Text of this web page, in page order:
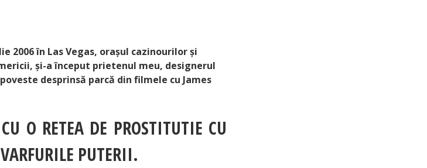
2006 în Las Vegas, orașul cazinourilor și
și-a început prietenul meu, designerul
desprinsă parcă din filmele cu James
O RETEA DE PROSTITUTIE CU
PUTERII.